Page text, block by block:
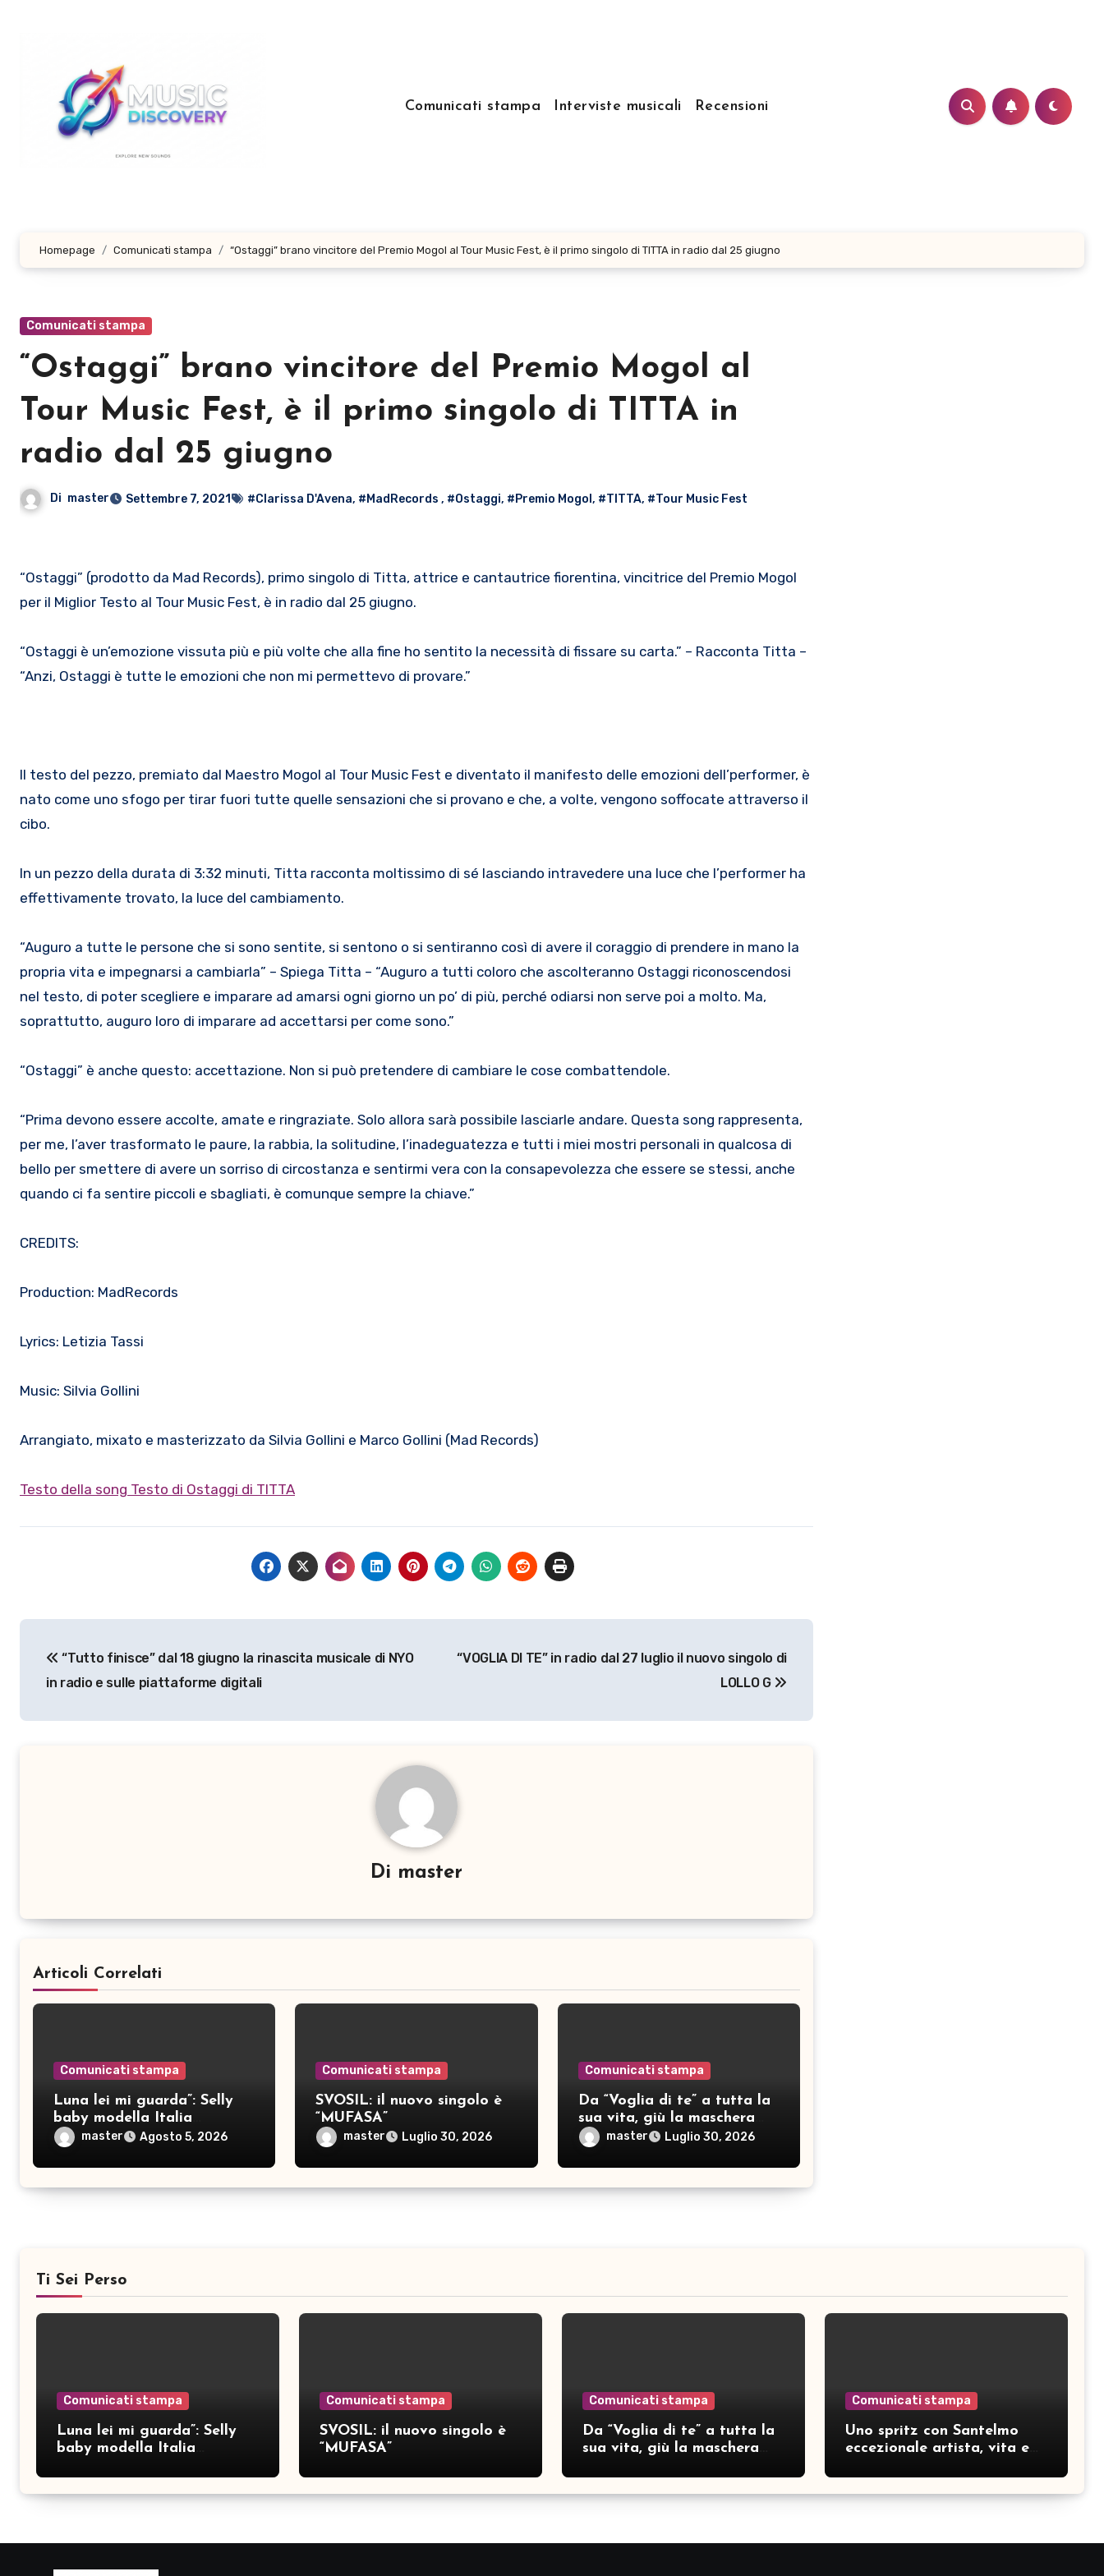
Comunicati stampa Interviste musicali Recensioni
Homepage Comunicati stampa “Ostaggi” brano vincitore del Premio Mogol al Tour Music Fest, è il primo singolo di TITTA in radio dal 25 giugno
Comunicati stampa
“Ostaggi” brano vincitore del Premio Mogol al
Tour Music Fest, è il primo singolo di TITTA in
radio dal 25 giugno
Di master Settembre 7, 2021 #Clarissa D'Avena, #MadRecords , #Ostaggi, #Premio Mogol , #TITTA, #Tour Music Fest
“Ostaggi” (prodotto da Mad Records), primo singolo di Titta, attrice e cantautrice fiorentina, vincitrice del Premio Mogol
per il Miglior Testo al Tour Music Fest, è in radio dal 25 giugno.
“Ostaggi è un’emozione vissuta più e più volte che alla fine ho sentito la necessità di fissare su carta.” – Racconta Titta –
“Anzi, Ostaggi è tutte le emozioni che non mi permettevo di provare.”
Il testo del pezzo, premiato dal Maestro Mogol al Tour Music Fest e diventato il manifesto delle emozioni dell’performer, è
nato come uno sfogo per tirar fuori tutte quelle sensazioni che si provano e che, a volte, vengono soffocate attraverso il
cibo.
In un pezzo della durata di 3:32 minuti, Titta racconta moltissimo di sé lasciando intravedere una luce che l’performer ha
effettivamente trovato, la luce del cambiamento.
“Auguro a tutte le persone che si sono sentite, si sentono o si sentiranno così di avere il coraggio di prendere in mano la
propria vita e impegnarsi a cambiarla” – Spiega Titta – “Auguro a tutti coloro che ascolteranno Ostaggi riconoscendosi
nel testo, di poter scegliere e imparare ad amarsi ogni giorno un po’ di più, perché odiarsi non serve poi a molto. Ma,
soprattutto, auguro loro di imparare ad accettarsi per come sono.”
“Ostaggi” è anche questo: accettazione. Non si può pretendere di cambiare le cose combattendole.
“Prima devono essere accolte, amate e ringraziate. Solo allora sarà possibile lasciarle andare. Questa song rappresenta,
per me, l’aver trasformato le paure, la rabbia, la solitudine, l’inadeguatezza e tutti i miei mostri personali in qualcosa di
bello per smettere di avere un sorriso di circostanza e sentirmi vera con la consapevolezza che essere se stessi, anche
quando ci fa sentire piccoli e sbagliati, è comunque sempre la chiave.”
CREDITS:
Production: MadRecords
Lyrics: Letizia Tassi
Music: Silvia Gollini
Arrangiato, mixato e masterizzato da Silvia Gollini e Marco Gollini (Mad Records)
Testo della song Testo di Ostaggi di TITTA
articoli
“Tutto finisce” dal 18 giugno la rinascita musicale di NYO
in radio e sulle piattaforme digitali
“VOGLIA DI TE” in radio dal 27 luglio il nuovo singolo di
LOLLO G
Di master
Articoli Correlati
Comunicati stampa
Luna lei mi guarda”: Selly
baby modella Italia
pubblica nove brani inediti
master Agosto 5, 2026
Comunicati stampa
SVOSIL: il nuovo singolo è
“MUFASA”
master Luglio 30, 2026
Comunicati stampa
Da “Voglia di te” a tutta la
sua vita, giù la maschera
per SAMAR
master Luglio 30, 2026
Ti Sei Perso
Comunicati stampa
Luna lei mi guarda”: Selly
baby modella Italia
Comunicati stampa
SVOSIL: il nuovo singolo è
“MUFASA”
Comunicati stampa
Da “Voglia di te” a tutta la
sua vita, giù la maschera
Comunicati stampa
Uno spritz con Santelmo
eccezionale artista, vita e
ridere” (acoustic version)